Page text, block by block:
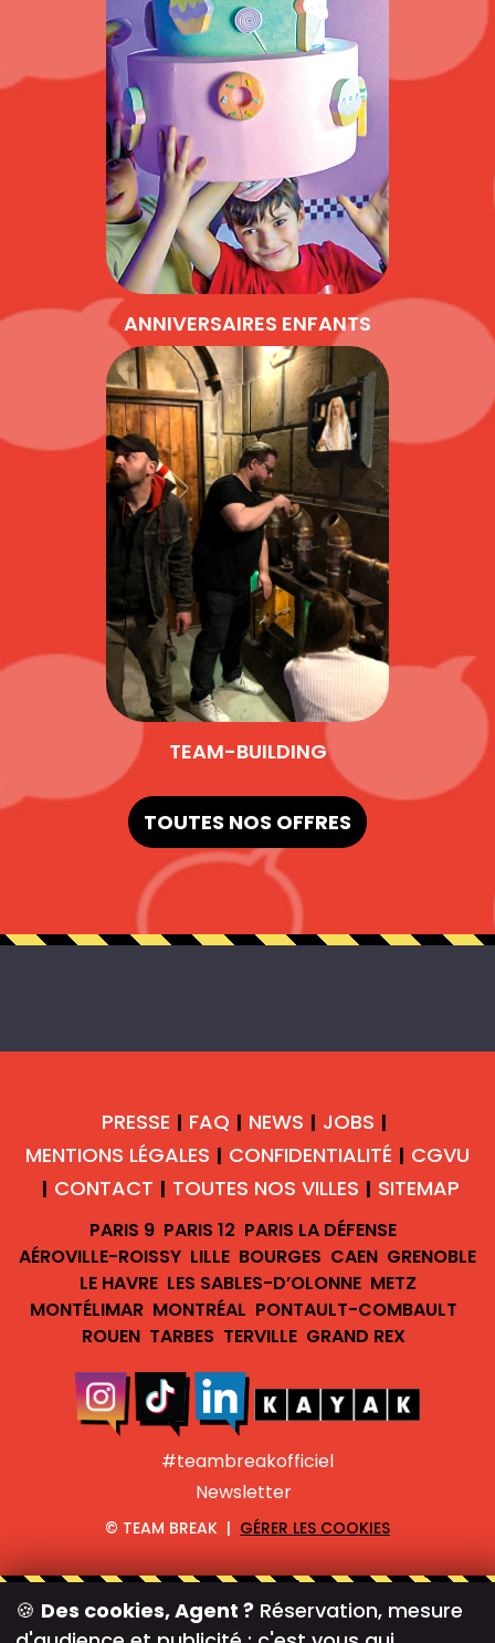
ANNIVERSAIRES ENFANTS
TEAM-BUILDING
TOUTES NOS OFFRES
PRESSE | FAQ | NEWS | JOBS |
MENTIONS LÉGALES | CONFIDENTIALITÉ | CGVU
| CONTACT | TOUTES NOS VILLES | SITEMAP
PARIS 9 PARIS 12 PARIS LA DÉFENSE
AÉROVILLE-ROISSY LILLE BOURGES CAEN GRENOBLE
LE HAVRE LES SABLES-D’OLONNE METZ
MONTÉLIMAR MONTRÉAL PONTAULT-COMBAULT
ROUEN TARBES TERVILLE GRAND REX
#teambreakofficiel
Newsletter
© TEAM BREAK | GÉRER LES COOKIES
🍪 Des cookies, Agent ? Réservation, mesure